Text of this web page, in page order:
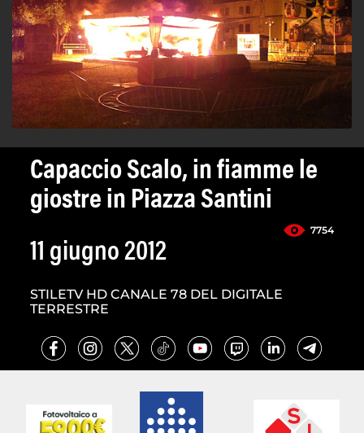
Capaccio Scalo, in fiamme le
giostre in Piazza Santini
7754
11 giugno 2012
STILETV HD CANALE 78 DEL DIGITALE
TERRESTRE